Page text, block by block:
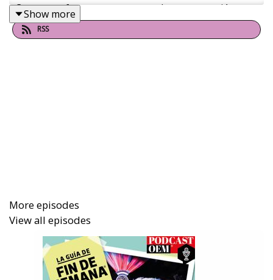
​Con esta frase comenzamos la conversación con
Minerva Anguiano y Lorenza Espinola, historiadoras
de arte y curadoras de "Mi ESTO, mi Mundial", la
icónicos que alberga la exposición, quédense a
escuchar la charla con Minerva y Lorenza y
descubran nuevas lecturas sobre el fútbol​.
Show more
RSS
More episodes
View all episodes